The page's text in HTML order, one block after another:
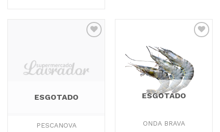
Favoritos
ESGOTADO
PESCANOVA
Favoritos
ESGOTADO
ONDA BRAVA